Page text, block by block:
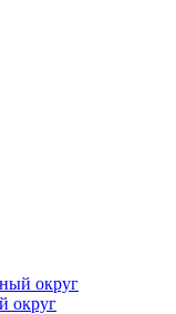
округ
округ